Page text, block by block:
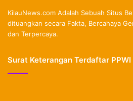
KilauNews.com Adalah Sebuah Situs
dituangkan secara Fakta, Bercahaya
dan Terpercaya.
Surat Keterangan Terdaftar PPWI